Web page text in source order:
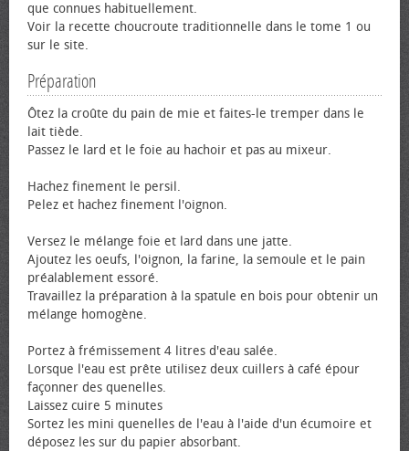
que connues habituellement.
Voir la recette choucroute traditionnelle dans le tome 1 ou
sur le site.
Préparation
Ôtez la croûte du pain de mie et faites-le tremper dans le
lait tiède.
Passez le lard et le foie au hachoir et pas au mixeur.
Hachez finement le persil.
Pelez et hachez finement l'oignon.
Versez le mélange foie et lard dans une jatte.
Ajoutez les œufs, l'oignon, la farine, la semoule et le pain
préalablement essoré.
Travaillez la préparation à la spatule en bois pour obtenir un
mélange homogène.
Portez à frémissement 4 litres d'eau salée.
Lorsque l'eau est prête utilisez deux cuillers à café épour
façonner des quenelles.
Laissez cuire 5 minutes
Sortez les mini quenelles de l'eau à l'aide d'un écumoire et
déposez les sur du papier absorbant.